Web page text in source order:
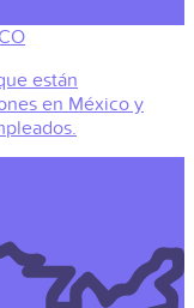
están
en México y